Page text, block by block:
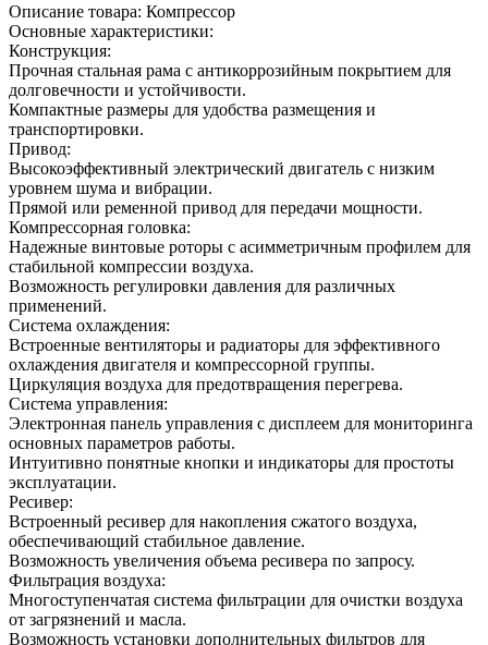
Описание товара: Компрессор
Основные характеристики:
Конструкция:
Прочная стальная рама с антикоррозийным покрытием для
долговечности и устойчивости.
Компактные размеры для удобства размещения и
транспортировки.
Привод:
Высокоэффективный электрический двигатель с низким
уровнем шума и вибрации.
Прямой или ременной привод для передачи мощности.
Компрессорная головка:
Надежные винтовые роторы с асимметричным профилем для
стабильной компрессии воздуха.
Возможность регулировки давления для различных
применений.
Система охлаждения:
Встроенные вентиляторы и радиаторы для эффективного
охлаждения двигателя и компрессорной группы.
Циркуляция воздуха для предотвращения перегрева.
Система управления:
Электронная панель управления с дисплеем для мониторинга
основных параметров работы.
Интуитивно понятные кнопки и индикаторы для простоты
эксплуатации.
Ресивер:
Встроенный ресивер для накопления сжатого воздуха,
обеспечивающий стабильное давление.
Возможность увеличения объема ресивера по запросу.
Фильтрация воздуха:
Многоступенчатая система фильтрации для очистки воздуха
от загрязнений и масла.
Возможность установки дополнительных фильтров для